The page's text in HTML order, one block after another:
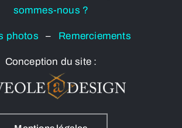
sommes-nous ?
photos– Remerciements
Conception du site :